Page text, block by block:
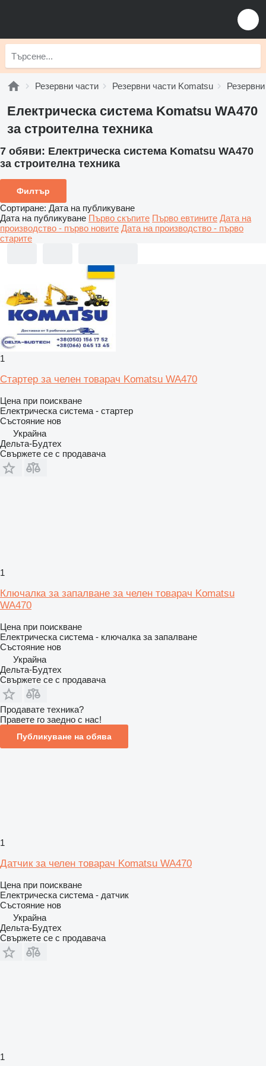
Резервни части Резервни части Komatsu
Електрическа система Komatsu WA470
за строителна техника
7 обяви: Електрическа система Komatsu WA470
за строителна техника
Филтър
Сортиране: Дата на публикуване
Дата на публикуване Първо скъпите Първо евтините Дата на
производство - първо новите Дата на производство - първо
старите
1
Стартер за челен товарач Komatsu WA470
Цена при поискване
Електрическа система - стартер
Състояние нов
Украйна
Дельта-Будтех
Свържете се с продавача
1
Ключалка за запалване за челен товарач Komatsu
WA470
Цена при поискване
Електрическа система - ключалка за запалване
Състояние нов
Украйна
Дельта-Будтех
Свържете се с продавача
Продавате техника?
Правете го заедно с нас!
Публикуване на обява
1
Датчик за челен товарач Komatsu WA470
Цена при поискване
Електрическа система - датчик
Състояние нов
Украйна
Дельта-Будтех
Свържете се с продавача
1